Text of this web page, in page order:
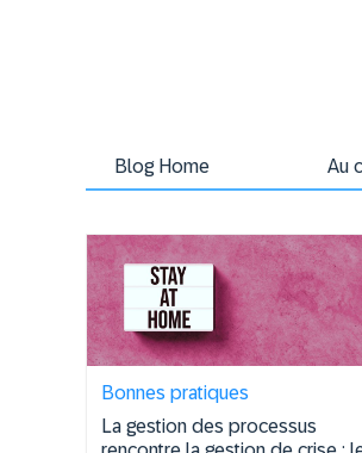
Blog Home Au
Bonnes pratiques
La gestion des processus